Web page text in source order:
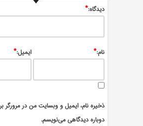
ديدگاه:*
نام:* ایمیل:*
ذخیره نام، ایمیل و وبسایت من در مرورگر
دوباره دیدگاهی می‌نویسم.